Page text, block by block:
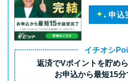
申込
イチオシ
返済でVポイント を貯め
お申込から最短15分